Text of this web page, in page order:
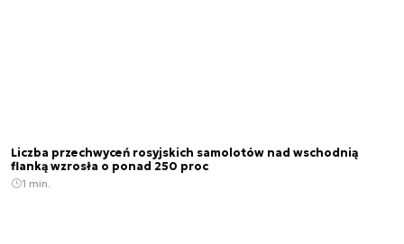
Liczba przechwyceń rosyjskich samolotów nad wschodnią
flanką wzrosła o ponad 250 proc
1 min.